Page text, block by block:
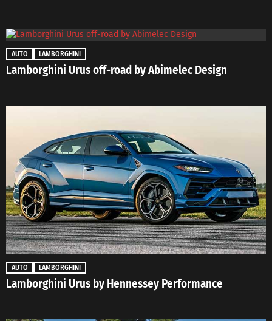
AUTO LAMBORGHINI
Lamborghini Urus off-road by Abimelec Design
AUTO LAMBORGHINI
Lamborghini Urus by Hennessey Performance